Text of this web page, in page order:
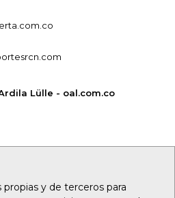
y de terceros para
Lülle - oal.com.co